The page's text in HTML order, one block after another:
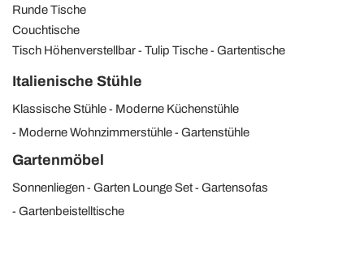
Runde Tische
Couchtische
Tisch Höhenverstellbar
Tulip Tische Gartentische
Italienische Stühle
Klassische Stühle
Moderne Küchenstühle
Moderne Wohnzimmerstühle
Gartenstühle
Gartenmöbel
Sonnenliegen Garten Lounge Set
Gartensofas
Gartenbeistelltische